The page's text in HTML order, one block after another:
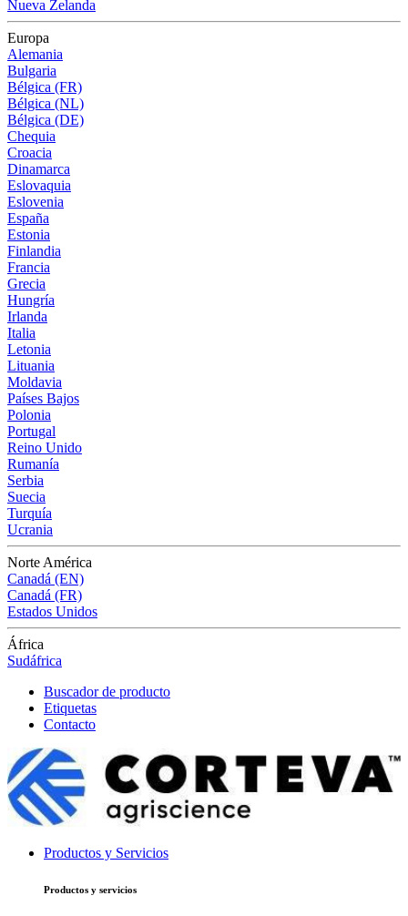
Nueva Zelanda
Europa
Alemania
Bulgaria
Bélgica (FR)
Bélgica (NL)
Bélgica (DE)
Chequia
Croacia
Dinamarca
Eslovaquia
Eslovenia
España
Estonia
Finlandia
Francia
Grecia
Hungría
Irlanda
Italia
Letonia
Lituania
Moldavia
Países Bajos
Polonia
Portugal
Reino Unido
Rumanía
Serbia
Suecia
Turquía
Ucrania
Norte América
Canadá (EN)
Canadá (FR)
Estados Unidos
África
Sudáfrica
Buscador de producto
Etiquetas
Contacto
Productos y Servicios
Productos y servicios